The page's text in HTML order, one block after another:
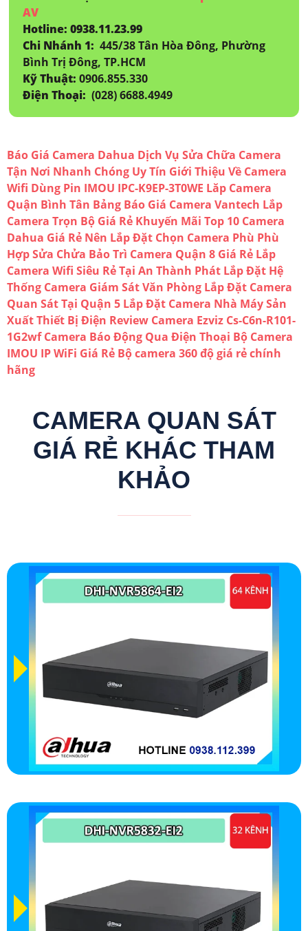
AV
Hotline: 0938.11.23.99
Chi Nhánh 1: 445/38 Tân Hòa Đông, Phường
Bình Trị Đông, TP.HCM
Kỹ Thuật: 0906.855.330
Điện Thoại: (028) 6688.4949
Báo Giá Camera Dahua Dịch Vụ Sửa Chữa Camera
Tận Nơi Nhanh Chóng Uy Tín Giới Thiệu Về Camera
Wifi Dùng Pin IMOU IPC-K9EP-3T0WE Lăp Camera
Quận Bình Tân Bảng Báo Giá Camera Vantech Lắp
Camera Trọn Bộ Giá Rẻ Khuyến Mãi Top 10 Camera
Dahua Giá Rẻ Nên Lắp Đặt Chọn Camera Phù Phù
HợpSửa Chửa Bảo Trì Camera Quận 8 Giá Rẻ Lắp
Camera Wifi Siêu Rẻ Tại An Thành Phát Lắp Đặt Hệ
Thống Camera Giám Sát Văn Phòng Lắp Đặt Camera
Quan Sát Tại Quận 5 Lắp Đặt Camera Nhà Máy Sản
Xuất Thiết Bị Điện Review Camera Ezviz Cs-C6n-R101-
1G2wf Camera Báo Động Qua Điện Thoại Bộ Camera
IMOU IP WiFi Giá Rẻ Bộ camera 360 độ giá rẻ chính
hãng
CAMERA QUAN SÁT
GIÁ RẺ KHÁC THAM
KHẢO